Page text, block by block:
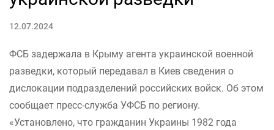
12.07.2024
ФСБ задержала в Крыму агента украинской военной
разведки, который передавал в Киев сведения о
дислокации подразделений российских войск. Об этом
сообщает пресс-служба УФСБ по региону.
«Установлено, что гражданин Украины 1982 года